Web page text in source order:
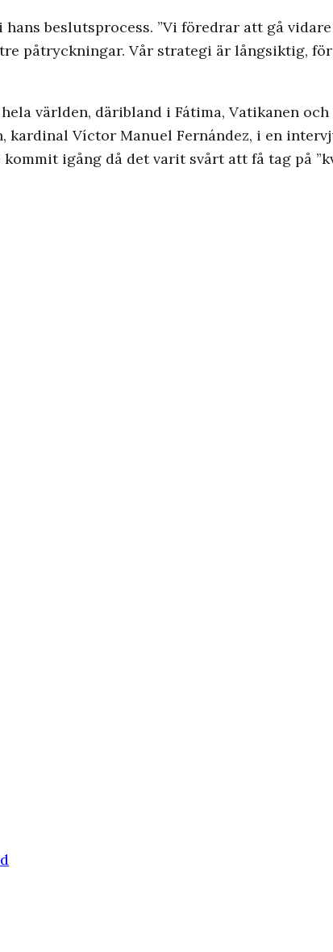
beslutsprocess. ”Vi föredrar att gå
påtryckningar. Vår strategi är långsiktig,
världen, däribland i Fátima, Vatikanen och
Víctor Manuel Fernández, i en
igång då det varit svårt att få tag på